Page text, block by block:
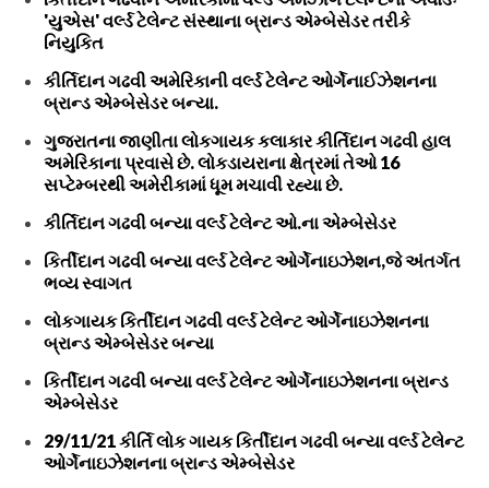
'યુએસ' વર્લ્ડ ટેલેન્ટ સંસ્થાના બ્રાન્ડ એમ્બેસેડર તરીકે
નિયુકિત
કીર્તિદાન ગઢવી અમેરિકાની વર્લ્ડ ટેલેન્ટ ઓર્ગેનાઈઝેશનના
બ્રાન્ડ એમ્બેસેડર બન્યા.
ગુજરાતના જાણીતા લોકગાયક કલાકાર કીર્તિદાન ગઢવી હાલ
અમેરિકાના પ્રવાસે છે. લોકડાયરાના ક્ષેત્રમાં તેઓ 16
સપ્ટેમ્બરથી અમેરીકામાં ધૂમ મચાવી રહ્યા છે.
કીર્તિદાન ગઢવી બન્યા વર્લ્ડ ટેલેન્ટ ઓ.ના એમ્બેસેડર
કિર્તીદાન ગઢવી બન્યા વર્લ્ડ ટેલેન્ટ ઓર્ગેનાઇઝેશન,જે અંતર્ગત
ભવ્ય સ્વાગત
લોકગાયક કિર્તીદાન ગઢવી વર્લ્ડ ટેલેન્ટ ઓર્ગેનાઇઝેશનના
બ્રાન્ડ એમ્બેસેડર બન્યા
કિર્તીદાન ગઢવી બન્યા વર્લ્ડ ટેલેન્ટ ઓર્ગેનાઇઝેશનના બ્રાન્ડ
એમ્બેસેડર
29/11/21 કીર્તિ લોક ગાયક કિર્તીદાન ગઢવી બન્યા વર્લ્ડ ટેલેન્ટ
ઓર્ગેનાઇઝેશનના બ્રાન્ડ એમ્બેસેડર